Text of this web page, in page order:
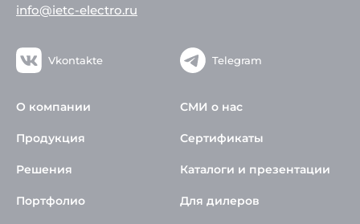
info@ietc-electro.ru
Vkontakte Telegram
О компании
Продукция
Решения
Портфолио
СМИ о нас
Сертификаты
Каталоги и презентации
Для дилеров